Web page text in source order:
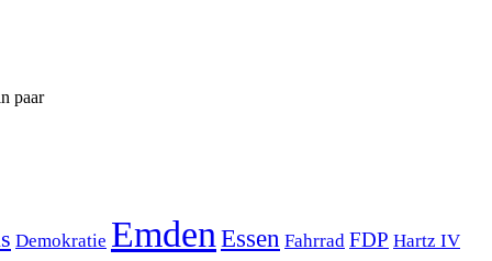
paar
Demokratie Emden Essen Fahrrad FDP Hartz IV